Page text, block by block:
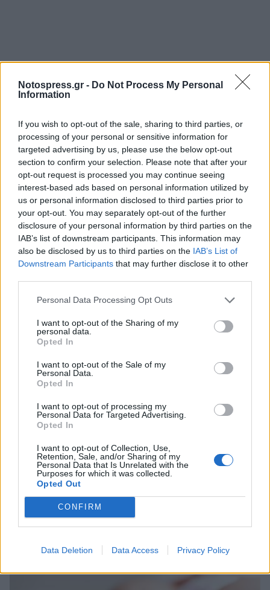
Notospress.gr - Do Not Process My Personal
Information
If you wish to opt-out of the sale, sharing to third parties, or
processing of your personal or sensitive information for
targeted advertising by us, please use the below opt-out
section to confirm your selection. Please note that after your
opt-out request is processed you may continue seeing
interest-based ads based on personal information utilized by
us or personal information disclosed to third parties prior to
your opt-out. You may separately opt-out of the further
disclosure of your personal information by third parties on the
IAB’s list of downstream participants. This information may
also be disclosed by us to third parties on the IAB’s List of
Downstream Participants that may further disclose it to other
Personal Data Processing Opt Outs
I want to opt-out of the Sharing of my
personal data.
Opted In
I want to opt-out of the Sale of my
Personal Data.
Opted In
I want to opt-out of processing my
Personal Data for Targeted Advertising.
Opted In
I want to opt-out of Collection, Use,
Retention, Sale, and/or Sharing of my
Personal Data that Is Unrelated with the
Purposes for which it was collected.
Opted Out
CONFIRM
Data Deletion Data Access Privacy Policy
Σχετικά Άρθρα
Ρόδος: 55χρονη κατηγορείται πως βίασε δύο
ανήλικα, δίδυμα αδέρφια